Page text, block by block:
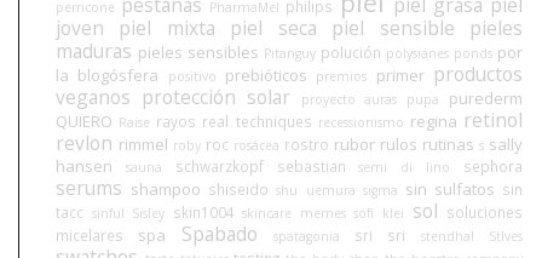
perricone pestañas PharmaMel philips piel grasa piel
joven
piel mixta piel seca piel sensible
pieles
maduras pieles sensibles Pitanguy polución polysianes ponds por
la blogósfera
positivo prebióticos premios primer productos
veganos protección solar proyecto auras pupa
purederm
QUIERO Raise rayos real techniques recessionismo regina retinol
revlon rimmel roby roc rosácea rostro rubor rulos rutinas s sally
hansen
sauna schwarzkopf sebastian semi di lino sephora
serums shampoo shiseido shu uemura sigma sin sulfatos sin
tacc sinful Sisley skin1004 skincare memes sofí klei sol soluciones
micelares
spa Spabado spatagonia sri sri stendhal StIves